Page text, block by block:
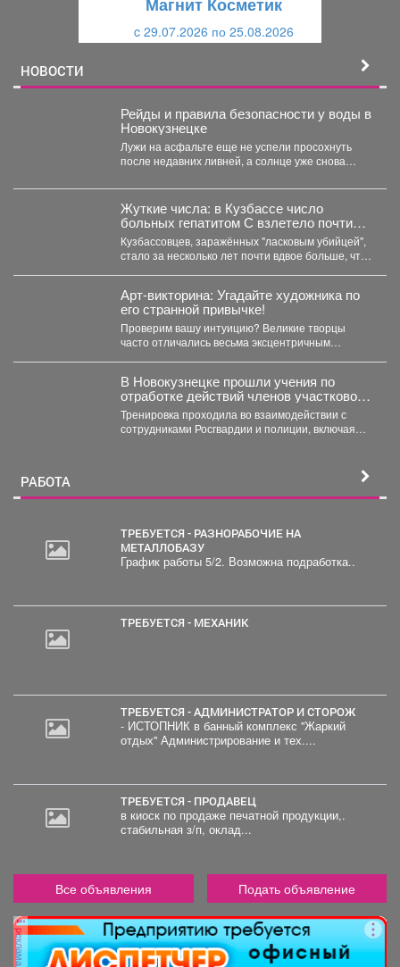
c 29.07.2026 по 25.08.2026
НОВОСТИ
Рейды и правила безопасности у воды в
Новокузнецке
Лужи на асфальте еще не успели просохнуть
после недавних ливней, а солнце уже снова
Жуткие числа: в Кузбассе число
больных гепатитом С взлетело почти
вдвое
Кузбассовцев, заражённых "ласковым убийцей",
стало за несколько лет почти вдвое больше, что
Арт-викторина: Угадайте художника по
его странной привычке!
Проверим вашу интуицию? Великие творцы
часто отличались весьма эксцентричным
В Новокузнецке прошли учения по
отработке действий членов участковой
избирательной комиссии в нештатных
ситуациях на предстоящих выборах.
Тренировка проходила во взаимодействии с
сотрудниками Росгвардии и полиции, включая
РАБОТА
ТРЕБУЕТСЯ - РАЗНОРАБОЧИЕ НА
МЕТАЛЛОБАЗУ
График работы 5/2. Возможна подработка..
ТРЕБУЕТСЯ - МЕХАНИК
ТРЕБУЕТСЯ - АДМИНИСТРАТОР И СТОРОЖ
- ИСТОПНИК в банный комплекс "Жаркий
отдых" Администрирование и тех....
ТРЕБУЕТСЯ - ПРОДАВЕЦ
в киоск по продаже печатной продукции,.
стабильная з/п, оклад...
Все объявления Подать объявление
реклама